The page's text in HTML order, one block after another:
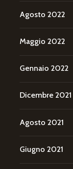
Agosto 2022
Maggio 2022
Gennaio 2022
Dicembre 2021
Agosto 2021
Giugno 2021